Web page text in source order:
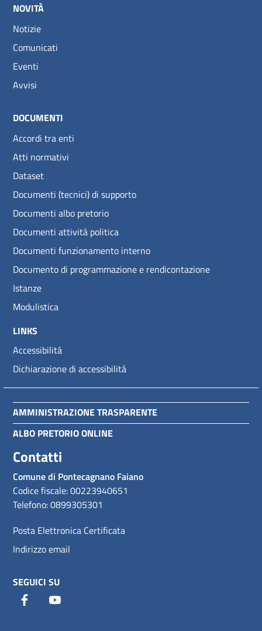
NOVITÀ
Notizie
Comunicati
Eventi
Avvisi
DOCUMENTI
Accordi tra enti
Atti normativi
Dataset
Documenti (tecnici) di supporto
Documenti albo pretorio
Documenti attività politica
Documenti funzionamento interno
Documento di programmazione e rendicontazione
Istanze
Modulistica
LINKS
Accessibilitá
Dichiarazione di accessibilitá
AMMINISTRAZIONE TRASPARENTE
ALBO PRETORIO ONLINE
Contatti
Comune di Pontecagnano Faiano
Codice fiscale: 00223940651
Telefono: 0899305301
Posta Elettronica Certificata
Indirizzo email
SEGUICI SU
Facebook